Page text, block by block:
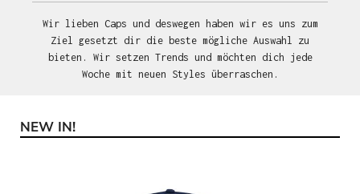
Wir lieben Caps und deswegen haben wir es uns zum
Ziel gesetzt dir die beste mögliche Auswahl zu
bieten. Wir setzen Trends und möchten dich jede
Woche mit neuen Styles überraschen.
Produktgalerie überspringen
NEW IN!